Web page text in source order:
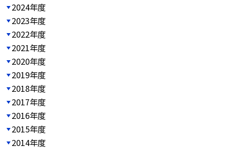
2024年度
2023年度
2022年度
2021年度
2020年度
2019年度
2018年度
2017年度
2016年度
2015年度
2014年度